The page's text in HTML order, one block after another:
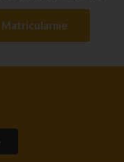
Matricularme